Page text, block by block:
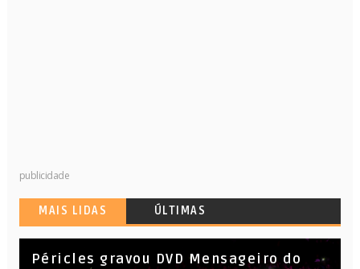
publicidade
MAIS LIDAS ÚLTIMAS
Péricles gravou DVD Mensageiro do